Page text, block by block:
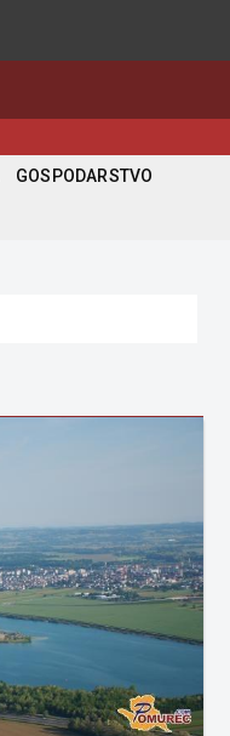
GOSPODARSTVO